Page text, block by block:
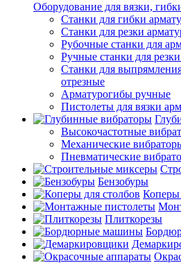
Оборудование для вязки,
Станки для гибки
Станки для резки
Рубочные станки для
Ручные станки для
Станки для
отрезные
Арматурогибы ручные
Пистолеты для вязки
Высокочастотные
Механические
Пневматические
Бензобуры
Коперы
Плиткорезы